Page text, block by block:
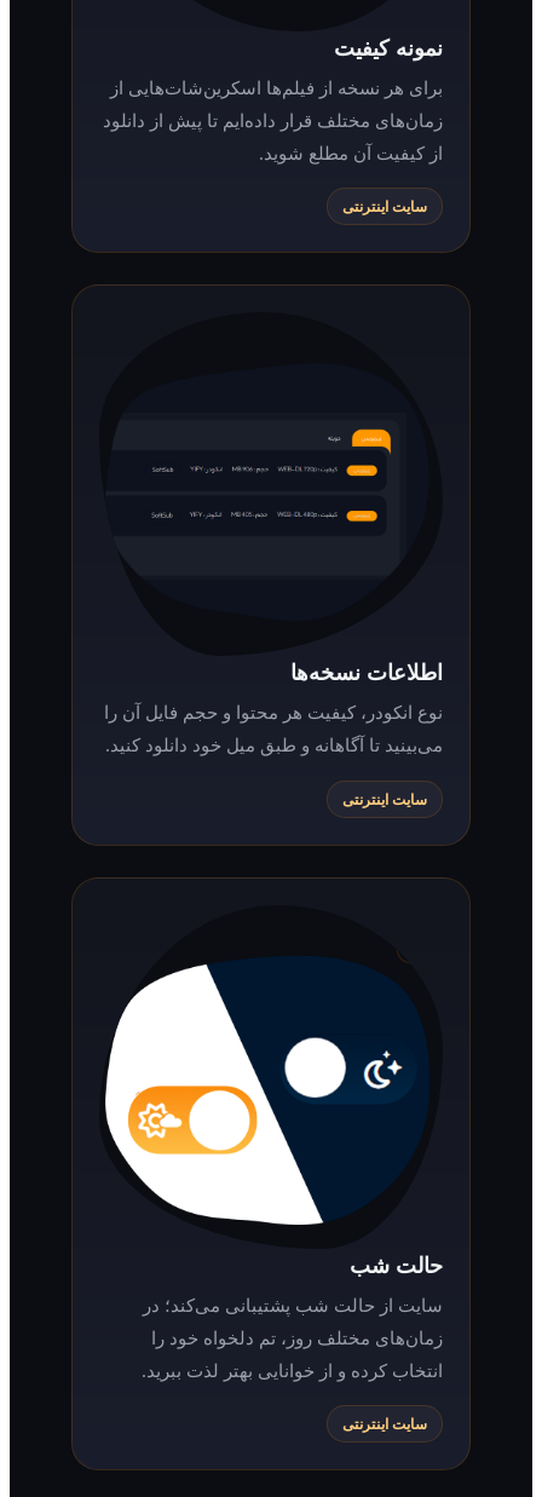
نمونه کیفیت
برای هر نسخه از فیلم‌ها اسکرین‌شات‌هایی از
زمان‌های مختلف قرار داده‌ایم تا پیش از دانلود
از کیفیت آن مطلع شوید.
سایت اینترنتی
اطلاعات نسخه‌ها
نوع انکودر، کیفیت هر محتوا و حجم فایل آن را
می‌بینید تا آگاهانه و طبق میل خود دانلود کنید.
سایت اینترنتی
حالت شب
سایت از حالت شب پشتیبانی می‌کند؛ در
زمان‌های مختلف روز، تم دلخواه خود را
انتخاب کرده و از خوانایی بهتر لذت ببرید.
سایت اینترنتی